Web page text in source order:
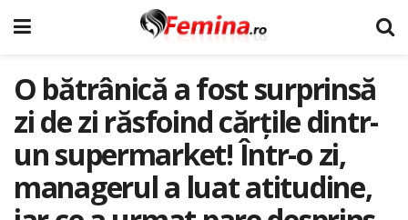
O bătrânică a fost surprinsă
zi de zi răsfoind cărțile dintr-
un supermarket! Într-o zi,
managerul a luat atitudine,